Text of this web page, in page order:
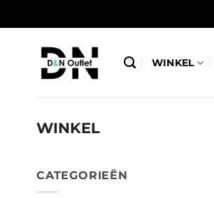
naar
WINKEL
WINKEL
CATEGORIEËN